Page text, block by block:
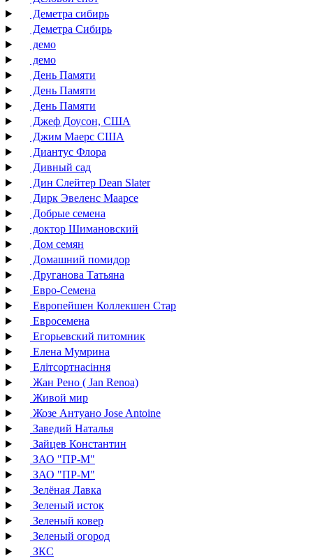
Деметра сибирь
Деметра Сибирь
демо
демо
День Памяти
День Памяти
День Памяти
Джеф Доусон, США
Джим Маерс США
Диантус Флора
Дивный сад
Дин Слейтер Dean Slater
Дирк Эвеленс Маарсе
Добрые семена
доктор Шимановский
Дом семян
Домашний помидор
Друганова Татьяна
Евро-Семена
Европейшен Коллекшен Стар
Евросемена
Егорьевский питомник
Елена Мумрина
Елітсортнасіння
Жан Рено ( Jan Renoa)
Живой мир
Жозе Антуано Jose Antoine
Заведий Наталья
Зайцев Константин
ЗАО "ПР-М"
ЗАО "ПР-М"
Зелёная Лавка
Зеленый исток
Зеленый ковер
Зеленый огород
ЗКС